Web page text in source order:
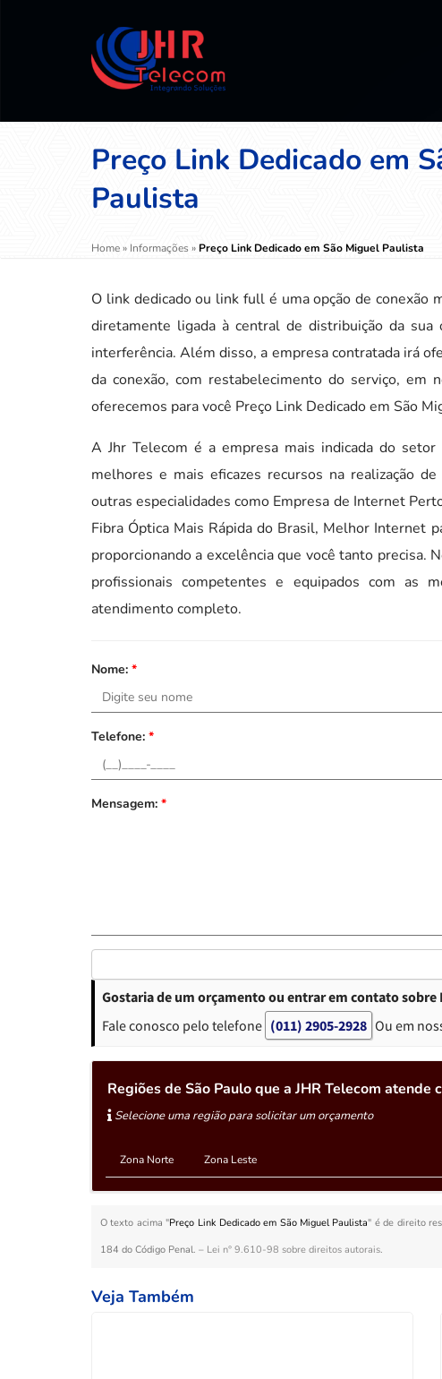
Preço Link Dedicado em
Paulista
Home» Informações »Preço Link Dedicado em São Miguel Paulista
O link dedicado ou link full é uma opção de
diretamente ligada à central de distribuição da
interferência. Além disso, a empresa contratada irá
da conexão, com restabelecimento do serviço, em
oferecemos para você Preço Link Dedicado em São
A Jhr Telecom é a empresa mais indicada do
melhores e mais eficazes recursos na realização
outras especialidades como Empresa de Internet
Fibra Óptica Mais Rápida do Brasil, Melhor Internet
proporcionando a excelência que você tanto precisa.
profissionais competentes e equipados com as
atendimento completo.
Nome: *
Telefone: *
Mensagem: *
Gostaria de um orçamento ou entrar em contato sobre
Fale conosco pelo telefone (011) 2905-2928 Ou em
Regiões de São Paulo que a JHR Telecom
Selecione uma região para solicitar um orçamento
Zona Norte Zona Leste
O texto acima "Preço Link Dedicado em São Miguel Paulista" é de direito
184 do Código Penal. – Lei n° 9.610-98 sobre direitos autorais.
Veja Também